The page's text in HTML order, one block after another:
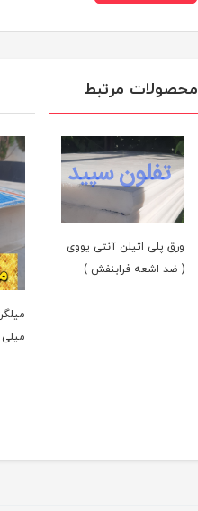
محصولات مرتبط
ورق پلی اتیلن آنتی یووی
( ضد اشعه فرابنفش )
میلی